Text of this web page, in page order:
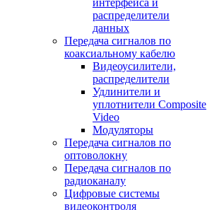
интерфейса и
распределители
данных
Передача сигналов по
коаксиальному кабелю
Видеоусилители,
распределители
Удлинители и
уплотнители Сomposite
Video
Модуляторы
Передача сигналов по
оптоволокну
Передача сигналов по
радиоканалу
Цифровые системы
видеоконтроля